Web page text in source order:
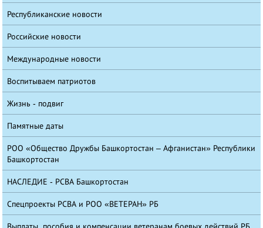
Республиканские новости
Российские новости
Международные новости
Воспитываем патриотов
Жизнь - подвиг
Памятные даты
РОО «Общество Дружбы Башкортостан – Афганистан» Республики
Башкортостан
НАСЛЕДИЕ - РСВА Башкортостан
Спецпроекты РСВА и РОО «ВЕТЕРАН» РБ
Выплаты, пособия и компенсации ветеранам боевых действий РБ